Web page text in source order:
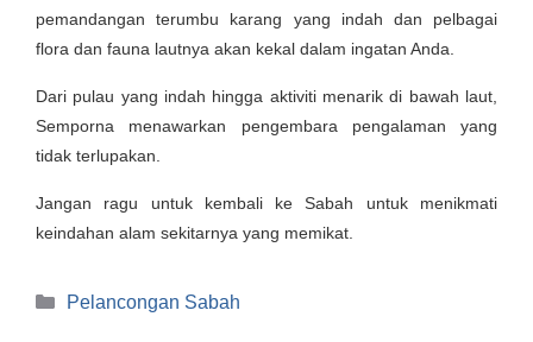
pemandangan terumbu karang yang indah dan pelbagai
flora dan fauna lautnya akan kekal dalam ingatan Anda.
Dari pulau yang indah hingga aktiviti menarik di bawah laut,
Semporna menawarkan pengembara pengalaman yang
tidak terlupakan.
Jangan ragu untuk kembali ke Sabah untuk menikmati
keindahan alam sekitarnya yang memikat.
Categories
Pelancongan Sabah